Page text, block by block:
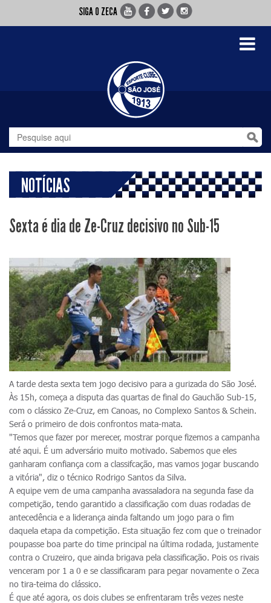
SIGA O ZECA
Toggle
NOTÍCIAS
Sexta é dia de Ze-Cruz decisivo no Sub-15
A tarde desta sexta tem jogo decisivo para a gurizada do São José.
Às 15h, começa a disputa das quartas de final do Gauchão Sub-15,
com o clássico Ze-Cruz, em Canoas, no Complexo Santos & Schein.
Será o primeiro de dois confrontos mata-mata.
"Temos que fazer por merecer, mostrar porque fizemos a campanha
até aqui. É um adversário muito motivado. Sabemos que eles
ganharam confiança com a classifcação, mas vamos jogar buscando
a vitória", diz o técnico Rodrigo Santos da Silva.
A equipe vem de uma campanha avassaladora na segunda fase da
competição, tendo garantido a classificação com duas rodadas de
antecedência e a liderança ainda faltando um jogo para o fim
daquela etapa da competição. Esta situação fez com que o treinador
poupasse boa parte do time principal na última rodada, justamente
contra o Cruzeiro, que ainda brigava pela classificação. Pois os rivais
venceram por 1 a 0 e se classificaram para pegar novamente o Zeca
no tira-teima do clássico.
É que até agora, os dois clubes se enfrentaram três vezes neste